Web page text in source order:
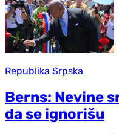
Republika Srpska
Berns: Nevine
da se ignorišu